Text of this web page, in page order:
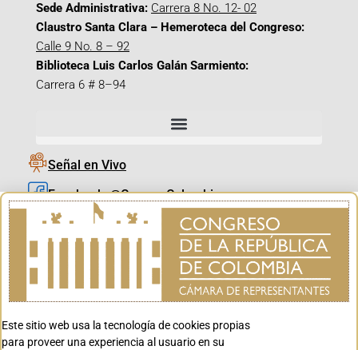
Sede Administrativa: Carrera 8 No. 12- 02
Claustro Santa Clara – Hemeroteca del Congreso:
Calle 9 No. 8 – 92
Biblioteca Luis Carlos Galán Sarmiento:
Carrera 6 # 8–94
Señal en Vivo
Facebook_@CamaraColombia
Instagram_@CamaraColombia
X_@CamaraColombia
Youtube_@CamaraColombia
Youtube_@CanalCongreso
Este sitio web usa la tecnología de cookies propias
para proveer una experiencia al usuario en su